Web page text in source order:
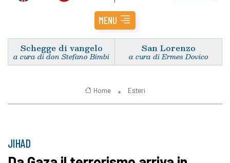
MENU
Schegge di vangelo
a cura di don Stefano Bimbi
San Lorenzo
a cura di Ermes Dovico
Home Esteri
JIHAD